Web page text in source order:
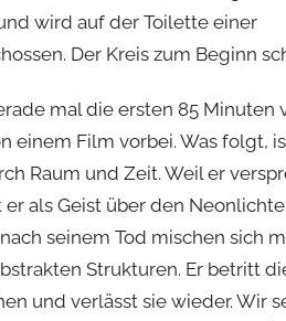
wird auf der Toilette einer
Der Kreis zum Beginn
mal die ersten 85 Minuten
einem Film vorbei. Was folgt,
Raum und Zeit. Weil er
als Geist über den
seinem Tod mischen sich
Strukturen. Er betritt
und verlässt sie wieder. Wir